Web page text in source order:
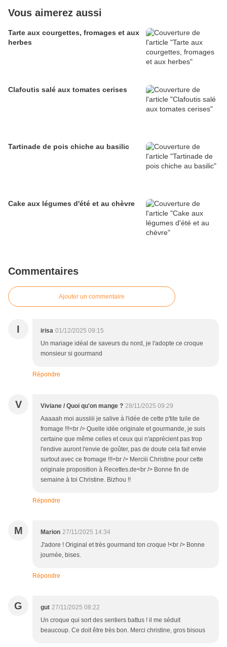
Vous aimerez aussi
Tarte aux courgettes, fromages et aux
herbes
Clafoutis salé aux tomates cerises
Tartinade de pois chiche au basilic
Cake aux légumes d'été et au chèvre
Commentaires
Ajouter un commentaire
I irisa 01/12/2025 09:15
Un mariage idéal de saveurs du nord, je l'adopte ce croque
monsieur si gourmand
Répondre
V Viviane / Quoi qu'on mange ? 28/11/2025 09:29
Aaaaah moi aussiiii je salive à l'idée de cette p'tite tuile de
fromage !!!<br /> Quelle idée originale et gourmande, je suis
certaine que même celles et ceux qui n'apprécient pas trop
l'endive auront l'envie de goûter, pas de doute cela fait envie
surtout avec ce fromage !!!<br /> Merciii Christine pour cette
originale proposition à Recettes.de<br /> Bonne fin de
semaine à toi Christine. Bizhou !!
Répondre
M Marion 27/11/2025 14:34
J'adore ! Original et très gourmand ton croque !<br /> Bonne
journée, bises.
Répondre
G gut 27/11/2025 08:22
Un croque qui sort des sentiers battus ! il me séduit
beaucoup. Ce doit être très bon. Merci christine, gros bisous